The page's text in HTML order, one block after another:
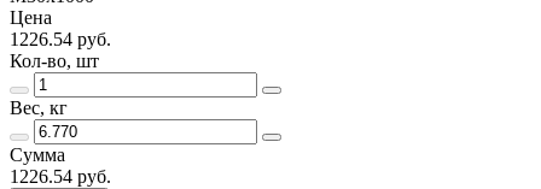
Цена
1226.54 руб.
Кол-во, шт
Вес, кг
Сумма
1226.54 руб.